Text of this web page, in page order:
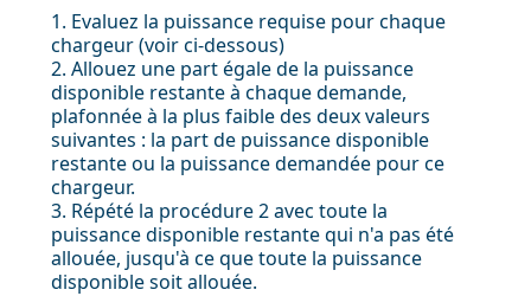
1. Evaluez la puissance requise pour chaque
chargeur (voir ci-dessous)
2. Allouez une part égale de la puissance
disponible restante à chaque demande,
plafonnée à la plus faible des deux valeurs
suivantes : la part de puissance disponible
restante ou la puissance demandée pour ce
chargeur.
3. Répété la procédure 2 avec toute la
puissance disponible restante qui n'a pas été
allouée, jusqu'à ce que toute la puissance
disponible soit allouée.